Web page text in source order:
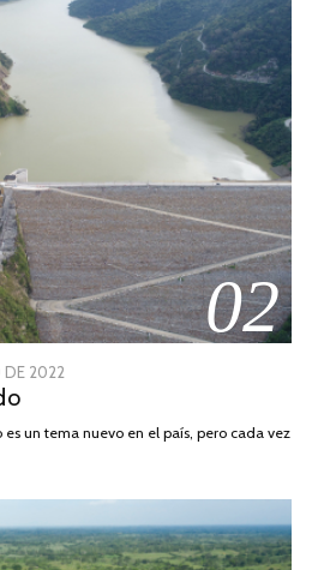
02
DE 2022
DE
un tema nuevo en el país, pero cada vez